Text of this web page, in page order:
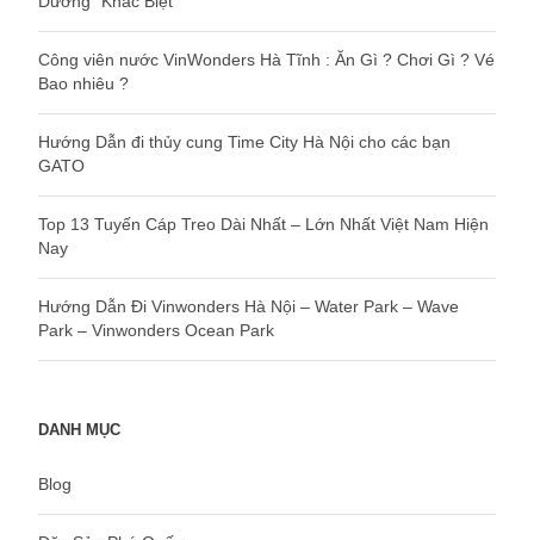
Công viên nước VinWonders Hà Tĩnh : Ăn Gì ? Chơi Gì ? Vé
Bao nhiêu ?
Hướng Dẫn đi thủy cung Time City Hà Nội cho các bạn
GATO
Top 13 Tuyến Cáp Treo Dài Nhất – Lớn Nhất Việt Nam Hiện
Nay
Hướng Dẫn Đi Vinwonders Hà Nội – Water Park – Wave
Park – Vinwonders Ocean Park
DANH MỤC
Blog